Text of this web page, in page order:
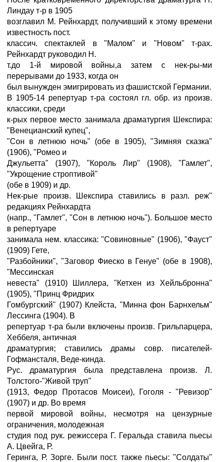
Линдау т-р в 1905
возглавил М. Рейнхардт, получивший к этому времени
известность пост.
классич. спектаклей в "Малом" и "Новом" т-рах.
Рейнхардт руководил Н.
т.до 1-й мировой войны,а затем с нек-ры-ми
перерывами до 1933, когда он
был вынужден эмигрировать из фашистской Германии.
В 1905-14 репертуар т-ра состоял гл. обр. из произв.
классики, среди
к-рых первое место занимала драматургия Шекспира:
"Венецианский купец",
"Сон в летнюю ночь" (обе в 1905), "Зимняя сказка"
(1906), "Ромео и
Джульетта" (1907), "Король Лир" (1908), "Гамлет",
"Укрощение строптивой"
(обе в 1909) и др.
Нек-рые произв. Шекспира ставились в разл. реж"
редакциях Рейнхардта
(напр., "Гамлет", "Сон в летнюю ночь"). Большое место
в репертуаре
занимала нем. классика: "Совиновные" (1906), "Фауст"
(1909) Гете,
"Разбойники", "Заговор Фиеско в Генуе" (обе в 1908),
"Мессинская
невеста" (1910) Шиллера, "Кетхен из Хейльбронна"
(1905), "Принц Фридрих
Гомбургский" (1907) Клейста, "Минна фон Барнхельм"
Лессинга (1904). В
репертуар т-ра были включены произв. Грильпарцера,
Хеббеля, античная
драматургия; ставились драмы совр. писателей-
Гофмансталя, Веде-кинда.
Рус. драматургия была представлена произв. Л.
Толстого-"Живой труп"
(1913, Федор Протасов Моисеи), Гоголя - "Ревизор"
(1907) и др. Во время
первой мировой войны, несмотря на цензурные
ограничения, молодежная
студия под рук. режиссера Г. Геральда ставила пьесы
А. Цвейга, Р.
Геринга, Р. Зорге. Были пост. также пьесы: "Солдаты"